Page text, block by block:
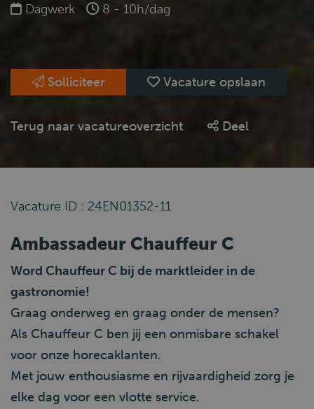
Dagwerk
8 - 10h/dag
Solliciteer Vacature opslaan
Terug naar vacatureoverzicht Deel
Vacature ID : 24EN01352-11
Ambassadeur Chauffeur C
Word Chauffeur C bij de marktleider in de
gastronomie!
Graag onderweg en graag onder de mensen?
Als Chauffeur C ben jij een onmisbare schakel
voor onze horecaklanten.
Met jouw enthousiasme en rijvaardigheid zorg je
elke dag voor een vlotte service.